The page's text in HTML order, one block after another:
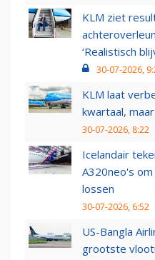
KLM ziet
‘Realistisch
30-07-2026,
KLM laat
kwartaal,
30-07-2026, 8:22
Icelandair
A320neo's
lossen
30-07-2026, 6:52
US-Bangla
grootste